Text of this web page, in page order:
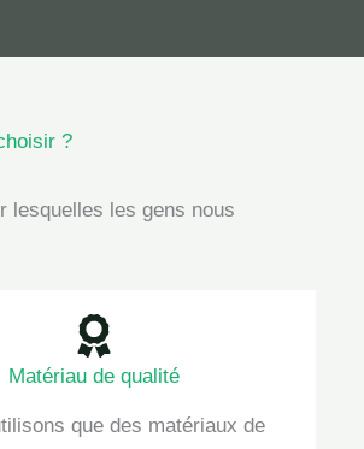
?
lesquelles les gens nous
Matériau de qualité
que des matériaux de